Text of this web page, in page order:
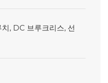
, DC 브루크리스, 선